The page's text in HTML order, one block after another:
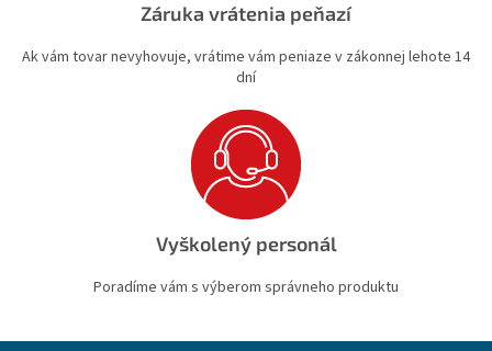
Záruka vrátenia peňazí
Ak vám tovar nevyhovuje, vrátime vám peniaze v zákonnej lehote 14
dní
Vyškolený personál
Poradíme vám s výberom správneho produktu